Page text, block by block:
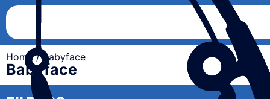
Home/ Babyface
Babyface